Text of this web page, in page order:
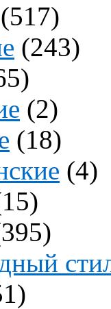
(517)
(243)
(2)
(18)
(4)